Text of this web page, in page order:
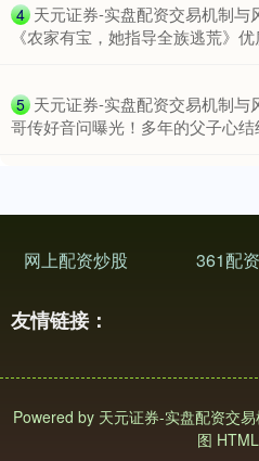
深证成指 14311.01
沪深300
4 天元证券-实盘配资交易机制
《农家有宝，她指导全族逃荒》
5 天元证券-实盘配资交易机制
哥传好音问曝光！多年的父子心
网上配资炒股 361配
友情链接：
Powered by 天元证券-实盘配资交
图